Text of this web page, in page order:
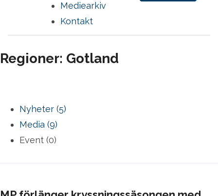
Mediearkiv
Kontakt
Regioner: Gotland
Nyheter (5)
Media (9)
Event (0)